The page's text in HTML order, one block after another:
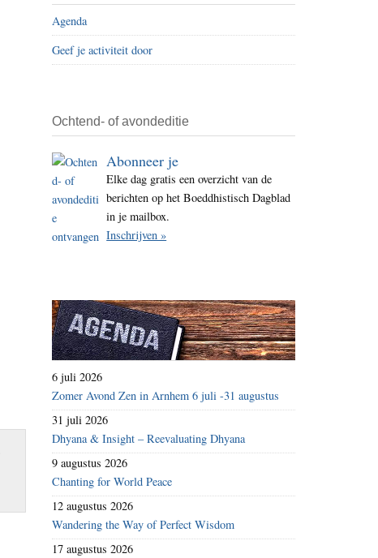
e
Agenda
Geef je activiteit door
Ochtend- of avondeditie
Abonneer je
Elke dag gratis een overzicht van de
berichten op het Boeddhistisch Dagblad
in je mailbox.
Inschrijven »
6 juli 2026
Zomer Avond Zen in Arnhem 6 juli -31 augustus
31 juli 2026
Dhyana & Insight – Reevaluating Dhyana
9 augustus 2026
Chanting for World Peace
12 augustus 2026
Wandering the Way of Perfect Wisdom
17 augustus 2026